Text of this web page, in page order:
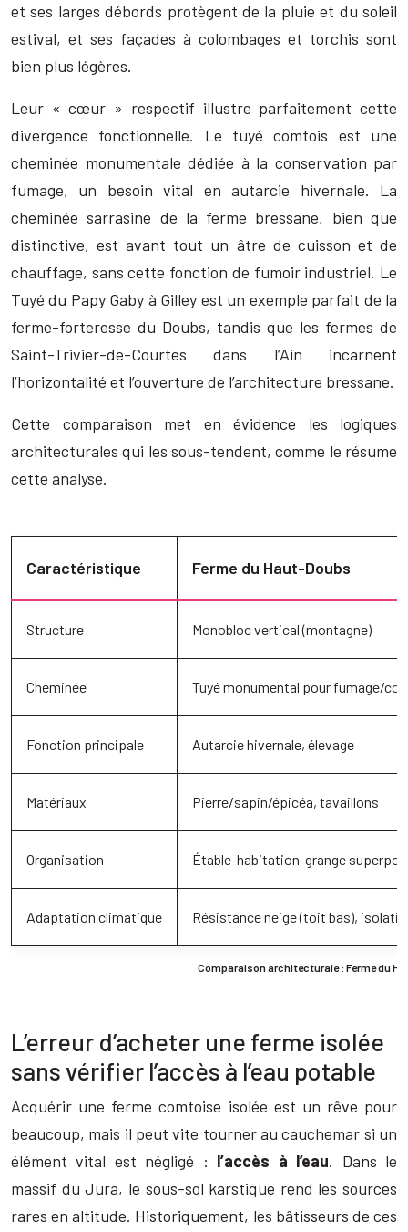
et ses larges débords protègent de la pluie et du soleil
estival, et ses façades à colombages et torchis sont
bien plus légères.
Leur « cœur » respectif illustre parfaitement cette
divergence fonctionnelle. Le tuyé comtois est une
cheminée monumentale dédiée à la conservation par
fumage, un besoin vital en autarcie hivernale. La
cheminée sarrasine de la ferme bressane, bien que
distinctive, est avant tout un âtre de cuisson et de
chauffage, sans cette fonction de fumoir industriel. Le
Tuyé du Papy Gaby à Gilley est un exemple parfait de la
ferme-forteresse du Doubs, tandis que les fermes de
Saint-Trivier-de-Courtes dans l’Ain incarnent
l’horizontalité et l’ouverture de l’architecture bressane.
Cette comparaison met en évidence les logiques
architecturales qui les sous-tendent, comme le résume
cette analyse.
Comparaison architecturale : Ferme du
Caractéristique Ferme du Haut-Doubs
Structure Monobloc vertical (montagne)
Cheminée Tuyé monumental pour fumage/
Fonction principale Autarcie hivernale, élevage
Matériaux Pierre/sapin/épicéa, tavaillons
Organisation Étable-habitation-grange
Adaptation climatique Résistance neige (toit bas),
L’erreur d’acheter une ferme isolée
sans vérifier l’accès à l’eau potable
Acquérir une ferme comtoise isolée est un rêve pour
beaucoup, mais il peut vite tourner au cauchemar si un
élément vital est négligé : l’accès à l’eau. Dans le
massif du Jura, le sous-sol karstique rend les sources
rares en altitude. Historiquement, les bâtisseurs de ces